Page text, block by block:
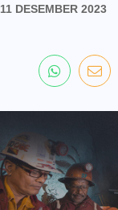
11 DESEMBER 2023